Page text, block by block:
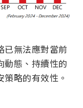
已無法應對當前
動態、持續性的
略的有效性。